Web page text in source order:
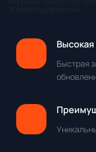
Высокая
Быстрая